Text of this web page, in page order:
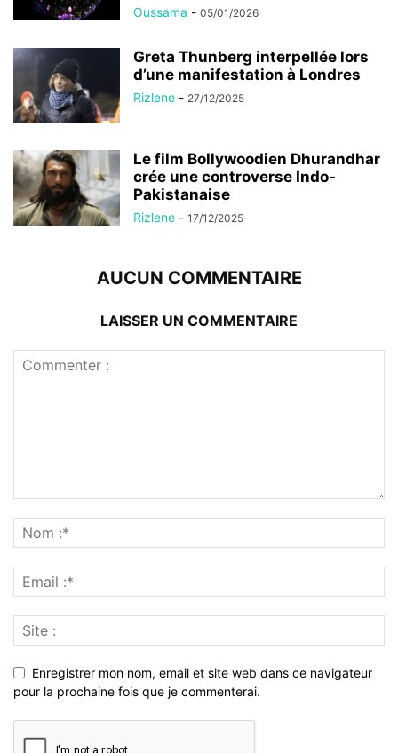
Oussama - 05/01/2026
Greta Thunberg interpellée lors
d’une manifestation à Londres
Rizlene - 27/12/2025
Le film Bollywoodien Dhurandhar
crée une controverse Indo-
Pakistanaise
Rizlene - 17/12/2025
AUCUN COMMENTAIRE
LAISSER UN COMMENTAIRE
Enregistrer mon nom, email et site web dans ce navigateur
pour la prochaine fois que je commenterai.